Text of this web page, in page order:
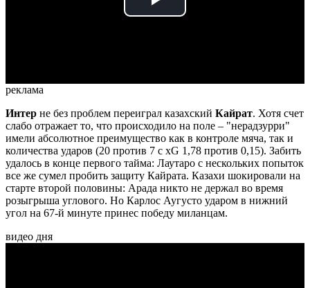
Play
реклама
Интер не без проблем переиграл казахский Кайрат. Хотя счет
слабо отражает то, что происходило на поле – "нерадзурри"
имели абсолютное преимущество как в контроле мяча, так и
количества ударов (20 против 7 с xG 1,78 против 0,15). Забить
удалось в конце первого тайма: Лаутаро с нескольких попыток
все же сумел пробить защиту Кайрата. Казахи шокировали на
старте второй половины: Арада никто не держал во время
розыгрыша углового. Но Карлос Аугусто ударом в нижний
угол на 67-й минуте принес победу миланцам.
видео дня